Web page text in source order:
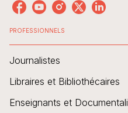
PROFESSIONNELS
Journalistes
Libraires et Bibliothécaires
Enseignants et